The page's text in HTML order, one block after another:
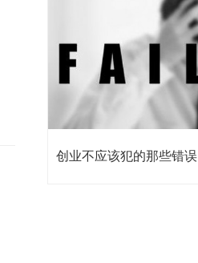
创业不应该犯的那些错误